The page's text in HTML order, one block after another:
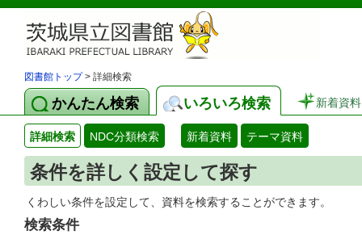
図書館トップ> 詳細検索
かんたん検索 いろいろ検索 新着資料
詳細検索 NDC分類検索 新着資料 テーマ資料
条件を詳しく設定して探す
くわしい条件を設定して、資料を検索することができます。
検索条件